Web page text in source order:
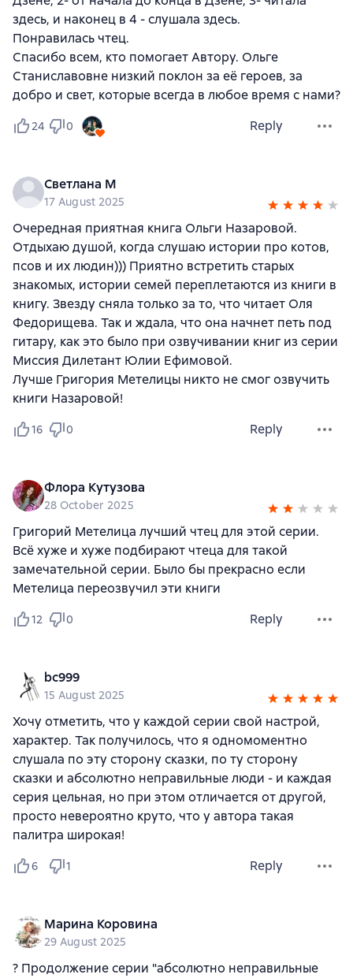
здесь, и наконец в 4 - слушала здесь.
Понравилась чтец.
Спасибо всем, кто помогает Автору. Ольге
Станиславовне низкий поклон за её героев, за
добро и свет, которые всегда в любое время с нами?
24 0 Reply
Светлана М
17 August 2025
Очередная приятная книга Ольги Назаровой.
Отдыхаю душой, когда слушаю истории про котов,
псов и их людин))) Приятно встретить старых
знакомых, истории семей переплетаются из книги в
книгу. Звезду сняла только за то, что читает Оля
Федорищева. Так и ждала, что она начнет петь под
гитару, как это было при озвучивании книг из серии
Миссия Дилетант Юлии Ефимовой.
Лучше Григория Метелицы никто не смог озвучить
книги Назаровой!
16 0 Reply
Флора Кутузова
28 October 2025
Григорий Метелица лучший чтец для этой серии.
Всё хуже и хуже подбирают чтеца для такой
замечательной серии. Было бы прекрасно если
Метелица переозвучил эти книги
12 0 Reply
bc999
15 August 2025
Хочу отметить, что у каждой серии свой настрой,
характер. Так получилось, что я одномоментно
слушала по эту сторону сказки, по ту сторону
сказки и абсолютно неправильные люди - и каждая
серия цельная, но при этом отличается от другой,
просто невероятно круто, что у автора такая
палитра широкая!
6 1 Reply
Марина Коровина
29 August 2025
? Продолжение серии "абсолютно неправильные